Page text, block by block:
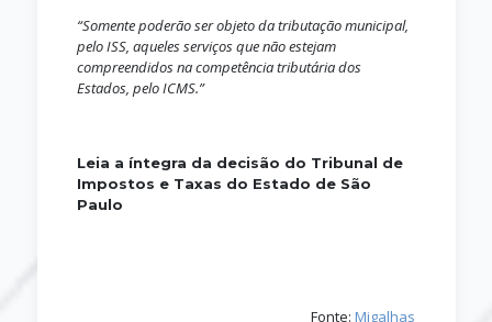
“Somente poderão ser objeto da tributação municipal,
pelo ISS, aqueles serviços que não estejam
compreendidos na competência tributária dos
Estados, pelo ICMS.”
Leia a íntegra da decisão do Tribunal de
Impostos e Taxas do Estado de São
Paulo
Fonte:Migalhas